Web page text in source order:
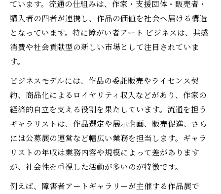
ています。流通の仕組みは、作家・支援団体・販売者・
購入者の四者が連携し、作品の価値を社会へ届ける構造
となっています。特に障がい者アート ビジネスは、共感
消費や社会貢献型の新しい市場として注目されていま
す。
ビジネスモデルには、作品の委託販売やライセンス契
約、商品化によるロイヤリティ収入などがあり、作家の
経済的自立を支える役割を果たしています。流通を担う
ギャラリストは、作品選定や展示企画、販売促進、さら
には公募展の運営など幅広い業務を担当します。ギャラ
リストの年収は業務内容や規模によって差があります
が、社会性を重視した活動が多いのが特徴です。
例えば、障害者アートギャラリーが主催する作品展で